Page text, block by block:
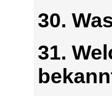
30.
31.